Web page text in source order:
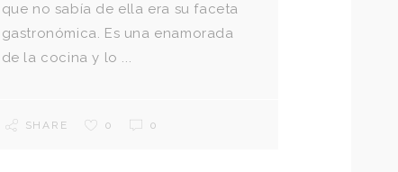
que no sabía de ella era su faceta
gastronómica. Es una enamorada
de la cocina y lo ...
SHARE 0 0